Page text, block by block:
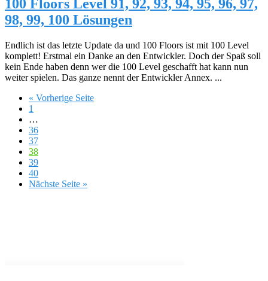
100 Floors Level 91, 92, 93, 94, 95, 96, 97,
98, 99, 100 Lösungen
Endlich ist das letzte Update da und 100 Floors ist mit 100 Level
komplett! Erstmal ein Danke an den Entwickler. Doch der Spaß soll
kein Ende haben denn wer die 100 Level geschafft hat kann nun
weiter spielen. Das ganze nennt der Entwickler Annex. ...
« Vorherige Seite
1
…
36
37
38
39
40
Nächste Seite »